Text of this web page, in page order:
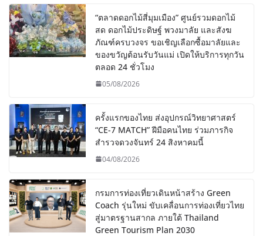
“ตลาดดอกไม้สี่มุมเมือง” ศูนย์รวมดอกไม้
สด ดอกไม้ประดิษฐ์ พวงมาลัย และสังฆ
ภัณฑ์ครบวงจร ขอเชิญเลือกซื้อมาลัยและ
ของขวัญต้อนรับวันแม่ เปิดให้บริการทุกวัน
ตลอด 24 ชั่วโมง
05/08/2026
ครั้งแรกของไทย ส่งอุปกรณ์วิทยาศาสตร์
“CE-7 MATCH” ฝีมือคนไทย ร่วมภารกิจ
สำรวจดวงจันทร์ 24 สิงหาคมนี้
04/08/2026
กรมการท่องเที่ยวเดินหน้าสร้าง Green
Coach รุ่นใหม่ ขับเคลื่อนการท่องเที่ยวไทย
สู่มาตรฐานสากล ภายใต้ Thailand
Green Tourism Plan 2030